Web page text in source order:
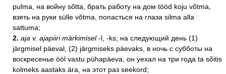
pulma, на войну sõtta, брать работу на дом tööd koju võtma,
взять на руки sülle võtma, попасться на глаза silma alla
sattuma;
2. aja v. ajapiiri märkimisel-l, -ks; на следующий день (1)
järgmisel päeval, (2) järgmiseks päevaks, в ночь с субботы на
воскресенье ööl vastu pühapäeva, он уехал на три года ta sõitis
kolmeks aastaks ära, на этот раз seekord;